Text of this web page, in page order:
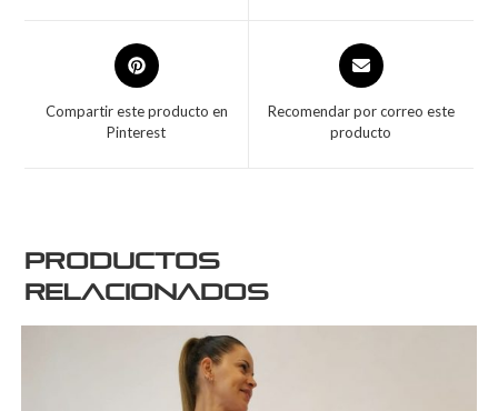
Compartir este producto en
Pinterest
Recomendar por correo este
producto
Productos
relacionados